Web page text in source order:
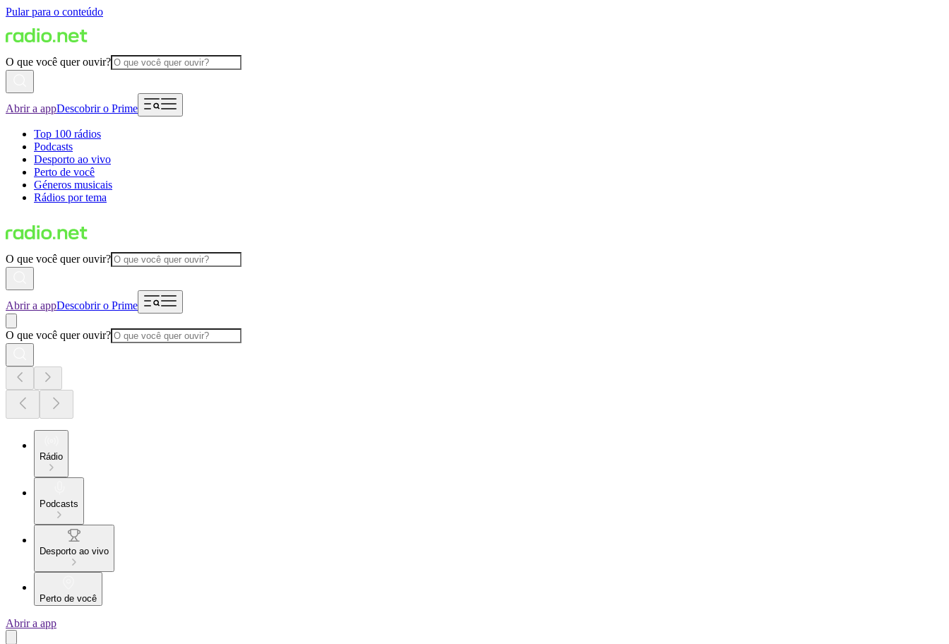
Pular para o conteúdo
O que você quer ouvir?
Abrir a appDescobrir o Prime
Top 100 rádios
Podcasts
Desporto ao vivo
Perto de você
Géneros musicais
Rádios por tema
O que você quer ouvir?
Abrir a appDescobrir o Prime
O que você quer ouvir?
Rádio
Podcasts
Desporto ao vivo
Perto de você
Abrir a app